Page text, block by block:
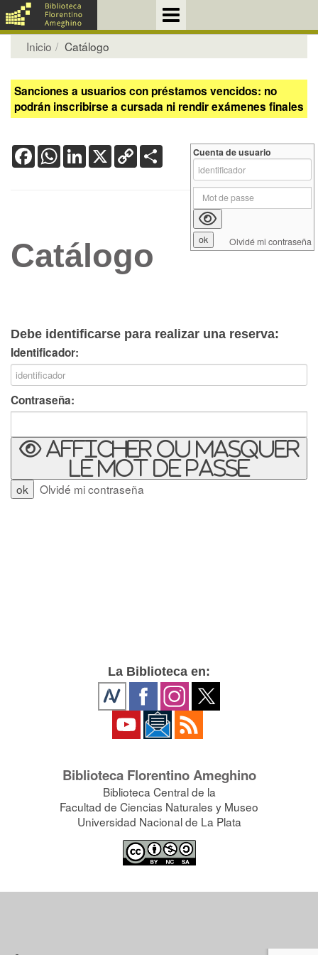
Inicio Catálogo
Sanciones a usuarios con préstamos vencidos: no
podrán inscribirse a cursada ni rendir exámenes finales
FacebookWhatsApp
LinkedIn
X Copy
Link
Catálogo
Debe identificarse para realizar una reserva:
Identificador:
Contraseña:
Afficher ou masquer
le mot de passe
Olvidé mi contraseña
Cuenta de usuario
Olvidé mi contraseña
La Biblioteca en:
Biblioteca Florentino Ameghino
Biblioteca Central de la
Facultad de Ciencias Naturales y Museo
Universidad Nacional de La Plata